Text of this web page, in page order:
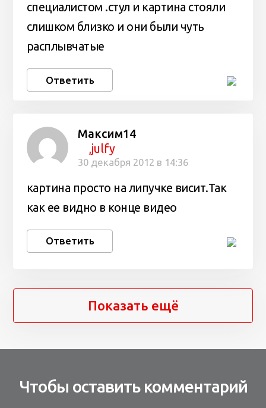
специалистом .стул и картина стояли
слишком близко и они были чуть
расплывчатые
Ответить
Максим14
,julfy
30 декабря 2012 в 14:36
картина просто на липучке висит.Так
как ее видно в конце видео
Ответить
Показать ещё
Чтобы оставить комментарий